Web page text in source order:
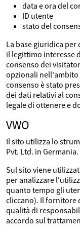
data e ora del
ID utente
stato del
La base giuridica
il legittimo interesse
consenso dei
opzionali nell'ambito
consenso è stato
dei dati relativi al
legale di ottenere e
VWO
Il sito utilizza lo
Pvt. Ltd. in Germania.
Sul sito viene
per analizzare
quanto tempo gli
cliccano). Il fornitore
qualità di
accordo sul